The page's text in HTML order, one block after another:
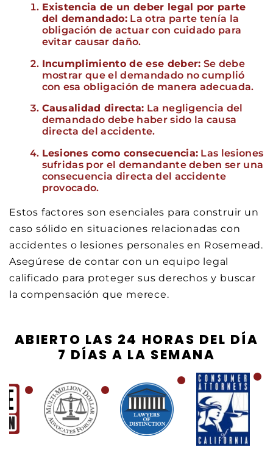
Existencia de un deber legal por parte
del demandado:La otra parte tenía la
obligación de actuar con cuidado para
evitar causar daño.
Incumplimiento de ese deber: Se debe
mostrar que el demandado no cumplió
con esa obligación de manera adecuada.
Causalidad directa: La negligencia del
demandado debe haber sido la causa
directa del accidente.
Lesiones como consecuencia: Las lesiones
sufridas por el demandante deben ser una
consecuencia directa del accidente
provocado.
Estos factores son esenciales para construir un
caso sólido en situaciones relacionadas con
accidentes o lesiones personales en Rosemead.
Asegúrese de contar con un equipo legal
calificado para proteger sus derechos y buscar
la compensación que merece.
ABIERTO LAS 24 HORAS DEL DÍA
7 DÍAS A LA SEMANA